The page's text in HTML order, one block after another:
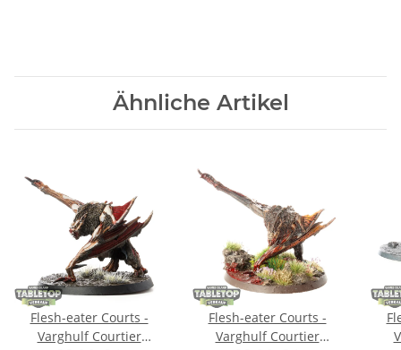
Ähnliche Artikel
Flesh-eater Courts -
Varghulf Courtier
Flesh-eater Courts -
Varghulf Courtier